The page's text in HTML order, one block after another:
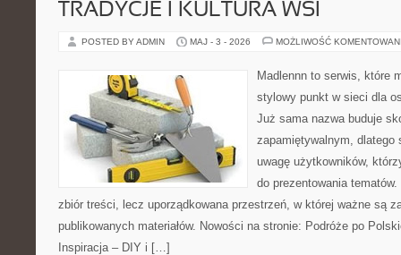
TRADYCJE I KULTURA WSI
POSTED BY ADMIN MAJ - 3 - 2026 MOŻLIWOŚĆ
Madlennn to serwis, które
stylowy punkt w sieci dla
Już sama nazwa buduje
zapamiętywalnym, dlatego
uwagę użytkowników,
do prezentowania
zbiór treści, lecz uporządkowana przestrzeń, w której ważne są
publikowanych materiałów. Nowości na stronie: Podróże po
Inspiracja – DIY i […]